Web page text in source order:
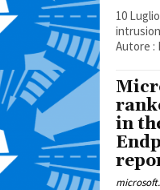
10 Luglio 2023, 9:31 The
intrusion case study
Autore :
in